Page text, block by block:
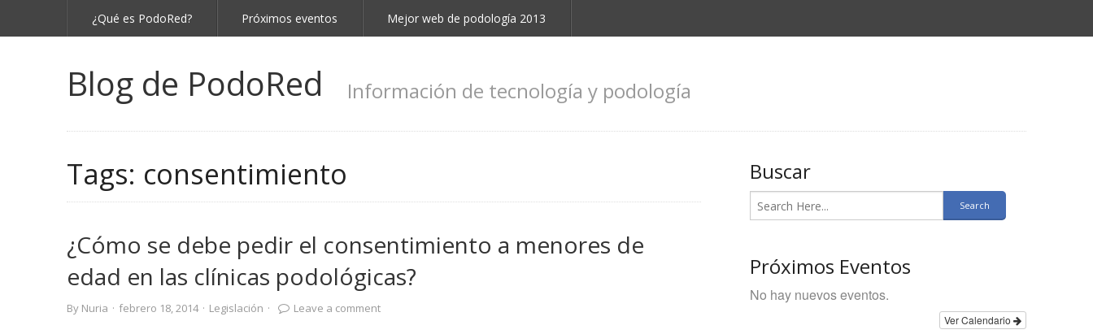
¿Qué es PodoRed? Próximos eventos Mejor web de podología 2013
Blog de PodoRed Información de tecnología y podología
Tags: consentimiento
¿Cómo se debe pedir el consentimiento a menores de
edad en las clínicas podológicas?
By Nuria · febrero 18, 2014 · Legislación · Leave a comment
Buscar
Próximos Eventos
No hay nuevos eventos.
Ver Calendario